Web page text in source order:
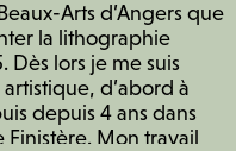
Arts d’Angers que
la lithographie
Dès lors je me suis
d’abord à
depuis 4 ans dans
Mon travail